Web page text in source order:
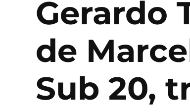
Gerardo
de
Sub 20,